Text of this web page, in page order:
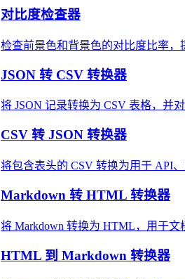
对比度检查器
检查前景色和背景色的对比度比率，
JSON 转 CSV 转换器
将 JSON 记录转换为 CSV 表格，并
CSV 转 JSON 转换器
将包含表头的 CSV 转换为用于 API
Markdown 转 HTML 转换器
将 Markdown 转换为 HTML，用于文
HTML 到 Markdown 转换器